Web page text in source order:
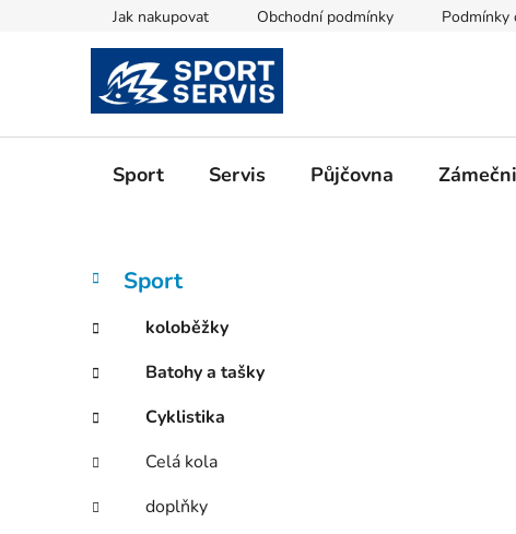
Jak nakupovat Obchodní podmínky Podmínky
Sport Servis Půjčovna
P
s
r
a
n
í
Přeskočit
kategorie
K
a
e
g
o
r
e
Sport
koloběžky
Batohy a tašky
Cyklistika
Celá kola
doplňky